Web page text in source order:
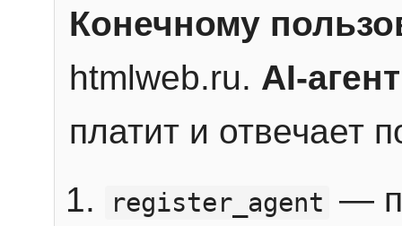
Конечному
htmlweb.ru. AI-агент
платит и отвечает
register_agent —